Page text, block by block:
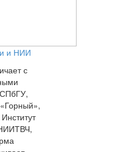
и НИИ
с